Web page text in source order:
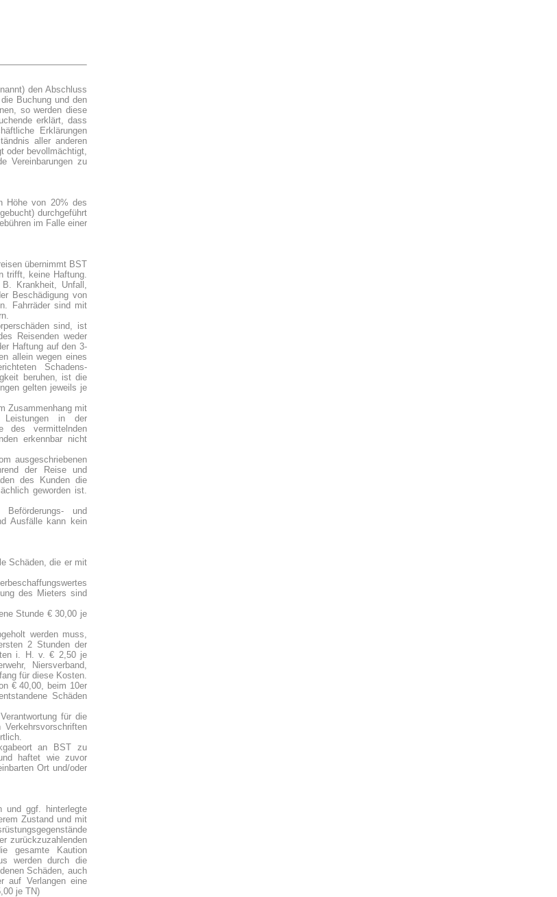
den Abschluss
Buchung und den
so werden diese
erklärt, dass
Erklärungen
aller anderen
oder bevollmächtigt,
Vereinbarungen zu
Höhe von 20% des
durchgeführt
im Falle einer
übernimmt BST
trifft, keine Haftung.
Krankheit, Unfall,
Beschädigung von
Fahrräder sind mit
sind, ist
Reisenden weder
Haftung auf den 3-
allein wegen eines
Schadens-
beruhen, ist die
gelten jeweils je
Zusammenhang mit
Leistungen in der
des vermittelnden
erkennbar nicht
ausgeschriebenen
der Reise und
des Kunden die
geworden ist.
und
Ausfälle kann kein
Schäden, die er mit
des Mieters sind
Stunde € 30,00 je
werden muss,
2 Stunden der
i. H. v. € 2,50 je
Niersverband,
für diese Kosten.
€ 40,00, beim 10er
Schäden
für die
an BST zu
haftet wie zuvor
Ort und/oder
und ggf. hinterlegte
Zustand und mit
zurückzuzahlenden
gesamte Kaution
werden durch die
Schäden, auch
auf Verlangen eine
je TN)